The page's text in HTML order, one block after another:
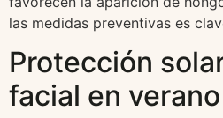
las medidas preventivas es
Protección
facial en